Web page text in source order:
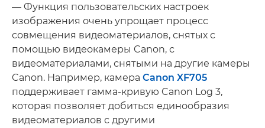
— Функция пользовательских настроек
изображения очень упрощает процесс
совмещения видеоматериалов, снятых с
помощью видеокамеры Canon, с
видеоматериалами, снятыми на другие камеры
Canon. Например, камера Canon XF705
поддерживает гамма-кривую Canon Log 3,
которая позволяет добиться единообразия
видеоматериалов с другими